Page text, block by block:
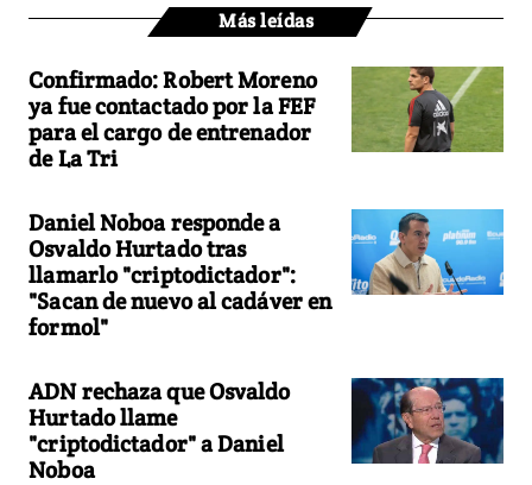
Más leídas
Confirmado: Robert Moreno
ya fue contactado por la FEF
para el cargo de entrenador
de La Tri
Daniel Noboa responde a
Osvaldo Hurtado tras
llamarlo "criptodictador":
"Sacan de nuevo al cadáver en
formol"
ADN rechaza que Osvaldo
Hurtado llame
"criptodictador" a Daniel
Noboa